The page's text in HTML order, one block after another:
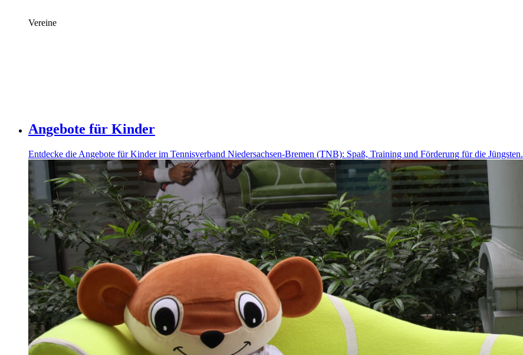
Vereine
Angebote für Kinder
Entdecke die Angebote für Kinder im Tennisverband Niedersachsen-Bremen (TNB): Spaß, Training und Förderung für die Jüngsten.